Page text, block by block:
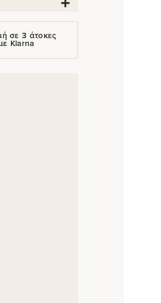
σε 3 άτοκες
Klarna